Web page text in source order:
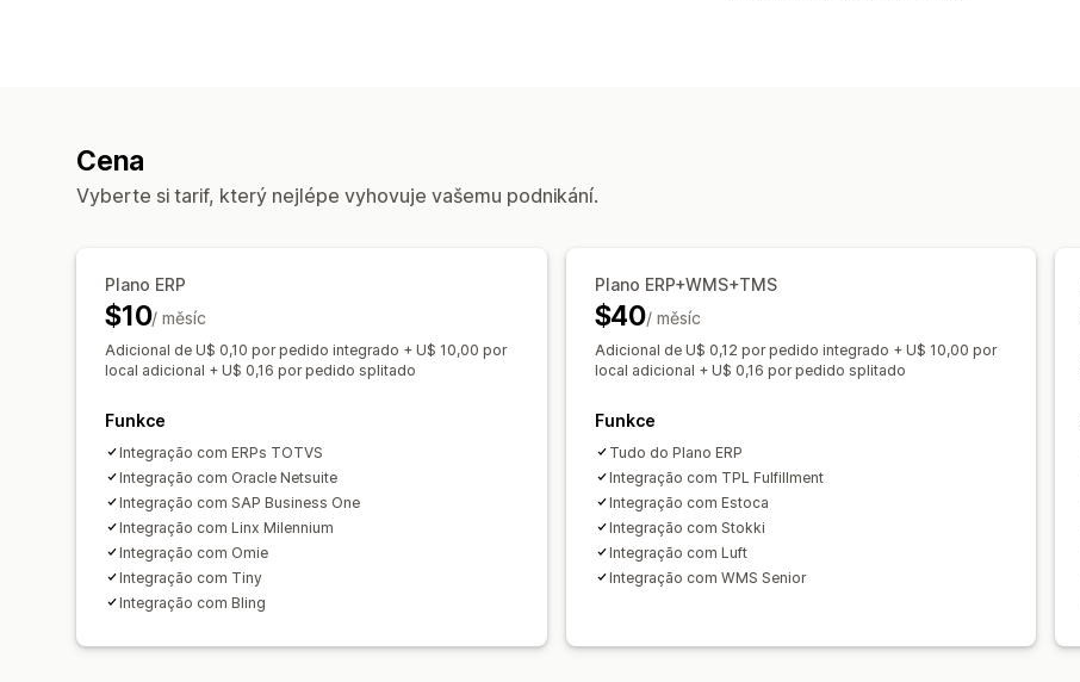
Upozornění týkající se skladových zásob
Předpovědi
Cena
Vyberte si tarif, který nejlépe vyhovuje vašemu podnikání.
Plano ERP
$10/ měsíc
Adicional de U$ 0,10 por pedido integrado + U$ 10,00 por
local adicional + U$ 0,16 por pedido splitado
Funkce
Integração com ERPs TOTVS
Integração com Oracle Netsuite
Integração com SAP Business One
Integração com Linx Milennium
Integração com Omie
Integração com Tiny
Integração com Bling
Plano ERP+WMS+TMS
$40/ měsíc
Adicional de U$ 0,12 por pedido integrado + U$ 10,00 por
local adicional + U$ 0,16 por pedido splitado
Funkce
Tudo do Plano ERP
Integração com TPL Fulfillment
Integração com Estoca
Integração com Stokki
Integração com Luft
Integração com WMS Senior